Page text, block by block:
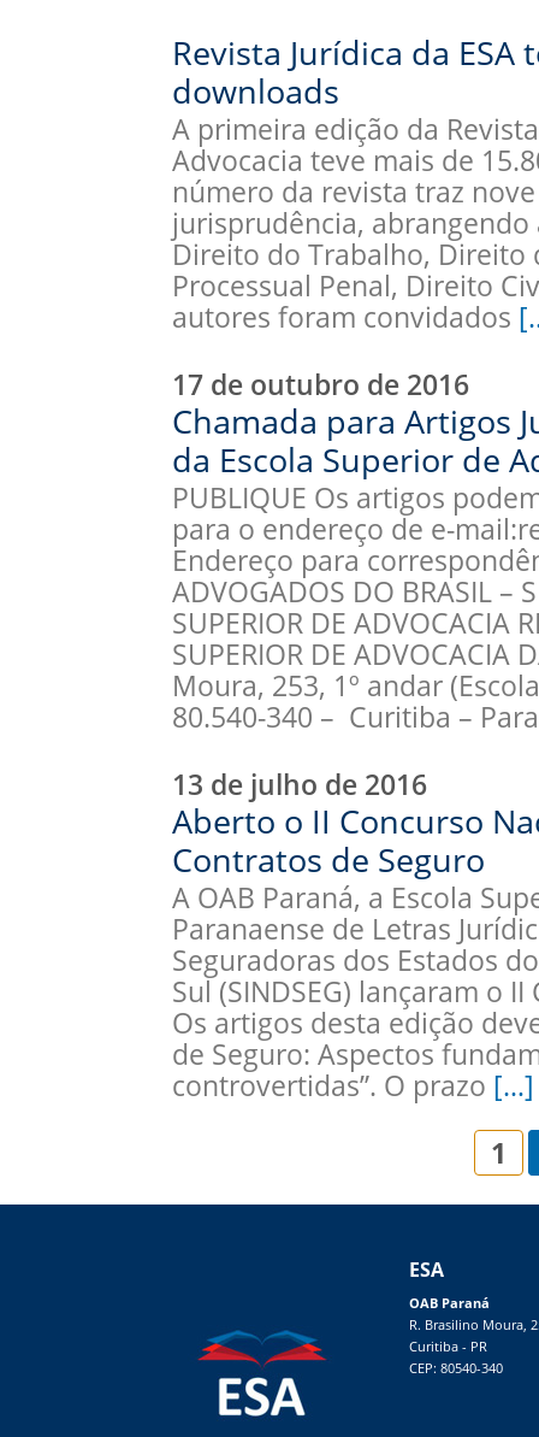
Revista Jurídica da ESA
downloads
A primeira edição da
Advocacia teve mais de
número da revista traz
jurisprudência,
Direito do Trabalho, Direito
Processual Penal, Direito
autores foram convidados
17 de outubro de 2016
Chamada para Artigos
da Escola Superior de
PUBLIQUE Os artigos
para o endereço de e-
Endereço para
ADVOGADOS DO BRASIL –
SUPERIOR DE ADVOCACIA
SUPERIOR DE ADVOCACIA
Moura, 253, 1º andar
80.540-340 – Curitiba –
13 de julho de 2016
Aberto o II Concurso
Contratos de Seguro
A OAB Paraná, a Escola
Paranaense de Letras
Seguradoras dos Estados
Sul (SINDSEG) lançaram o
Os artigos desta edição
de Seguro: Aspectos
controvertidas”. O prazo […]
1
ESA
OAB Paraná
R. Brasilino Moura,
Curitiba - PR
CEP: 80540-340